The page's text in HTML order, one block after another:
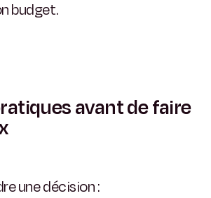
budget.
avant de faire
une décision :